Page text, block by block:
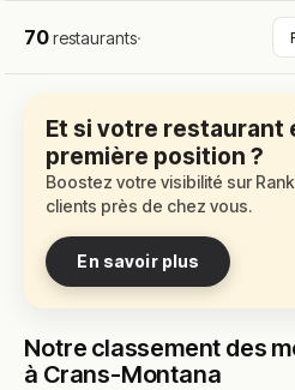
70restaurants·
Et si votre restaurant
première position ?
Boostez votre visibilité sur
clients près de chez vous.
En savoir plus
Notre classement des
à Crans-Montana